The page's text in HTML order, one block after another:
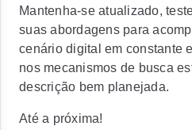
Mantenha-se atualizado,
suas abordagens para
cenário digital em constante
nos mecanismos de busca
descrição bem planejada.
Até a próxima!